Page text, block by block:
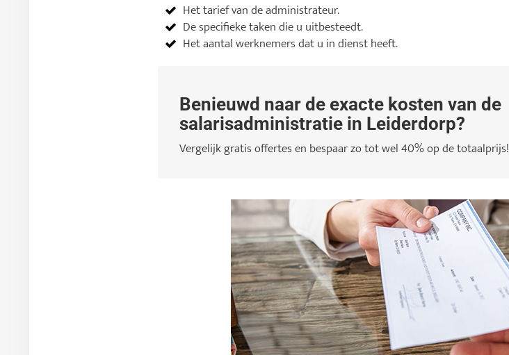
Het tarief van de administrateur.
De specifieke taken die u uitbesteedt.
Het aantal werknemers dat u in dienst heeft.
Benieuwd naar de exacte kosten van de
salarisadministratie in Leiderdorp?
Vergelijk gratis offertes en bespaar zo tot wel 40% op de totaalprijs!